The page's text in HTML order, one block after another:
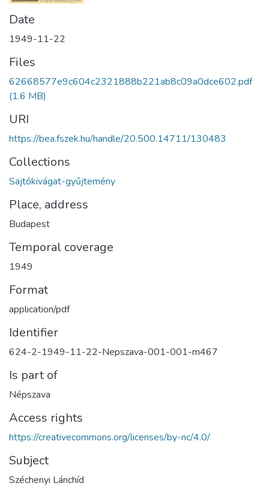
Date
1949-11-22
Files
62668577e9c604c2321888b221ab8c09a0dce602.pdf
(1.6 MB)
URI
https://bea.fszek.hu/handle/20.500.14711/130483
Collections
Sajtókivágat-gyűjtemény
Place, address
Budapest
Temporal coverage
1949
Format
application/pdf
Identifier
624-2-1949-11-22-Nepszava-001-001-m467
Is part of
Népszava
Access rights
https://creativecommons.org/licenses/by-nc/4.0/
Subject
Széchenyi Lánchíd